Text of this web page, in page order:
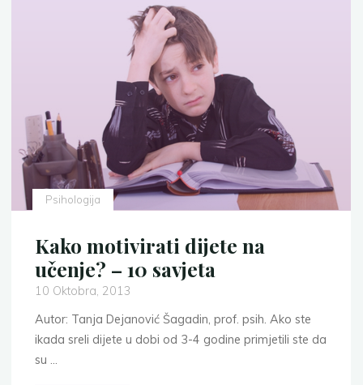
igračkama
novim
stvarima"
Psihologija
Kako motivirati dijete na
učenje? – 10 savjeta
10 Oktobra, 2013
Autor: Tanja Dejanović Šagadin, prof. psih. Ako ste
ikada sreli dijete u dobi od 3-4 godine primjetili ste da
su …